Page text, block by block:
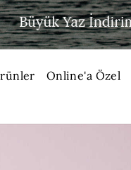
Online'a Özel